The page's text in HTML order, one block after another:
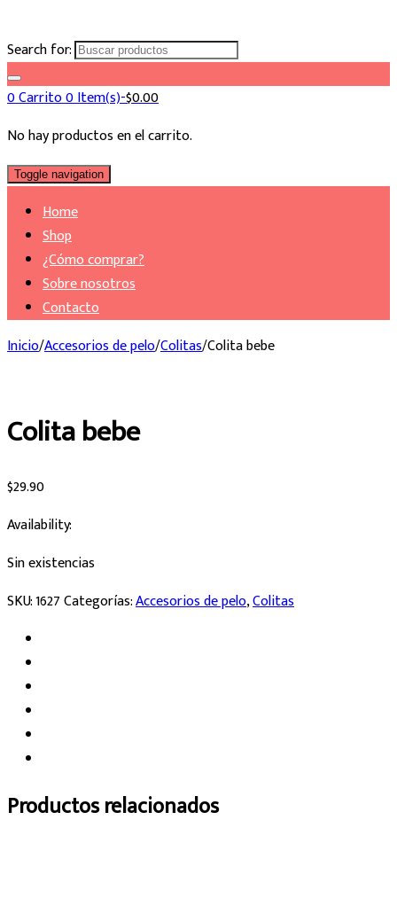
Search for:
0Carrito0 Item(s)-$0.00
No hay productos en el carrito.
Toggle navigation
Home
Shop
¿Cómo comprar?
Sobre nosotros
Contacto
Inicio/Accesorios de pelo/Colitas/Colita bebe
Colita bebe
$29.90
Availability:
Sin existencias
SKU:1627Categorías:Accesorios de pelo,Colitas
Productos relacionados